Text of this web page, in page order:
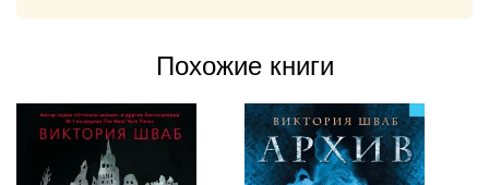
Похожие книги